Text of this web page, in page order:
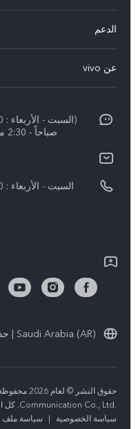
Y39 5G
V40 5G
V40 Lite 5G
الدعم
Funtouch OS
بيان الخصوصية بشأن خدمة
تنزيل جداول LUT لاستعادة السجل
عن vivo
الأخبار
الإشعارات القانونية
نبذة عنا
الأخبار
صباحاً - 2:30 مساءً. ما عدا ايام العطل)دردشة مباشرة
Saudi Arabia (AR) | حدد البلد/المنطقة
Communication Co., Ltd.‎. كل الحقوق محفوظة.
سياسة الخصوصية
| سياسة ملف